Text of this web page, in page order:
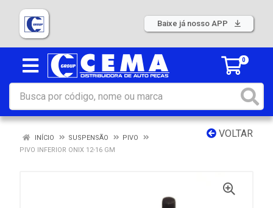
Baixe já nosso APP
0
VOLTAR
INÍCIO SUSPENSÃO
PIVO
PIVO INFERIOR ONIX 12-16 GM